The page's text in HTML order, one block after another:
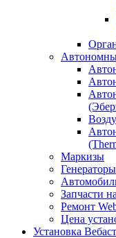
Маркизы
Генераторы
Запчасти
Ремонт
Цена
Установка